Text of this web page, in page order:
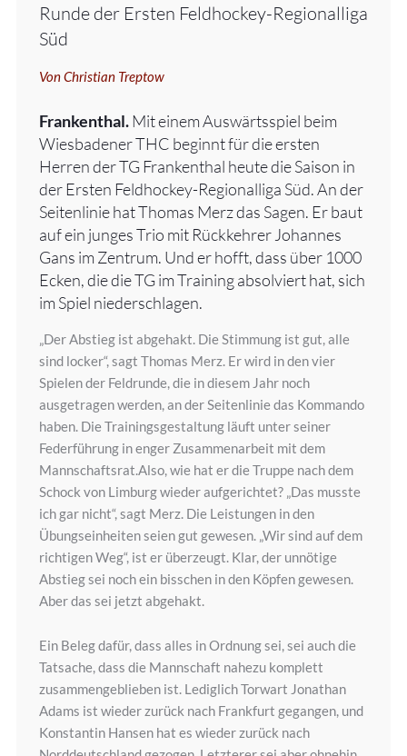
Runde der Ersten Feldhockey-Regionalliga
Süd
Von Christian Treptow
Frankenthal.Mit einem Auswärtsspiel beim
Wiesbadener THC beginnt für die ersten
Herren der TG Frankenthal heute die Saison in
der Ersten Feldhockey-Regionalliga Süd. An der
Seitenlinie hat Thomas Merz das Sagen. Er baut
auf ein junges Trio mit Rückkehrer Johannes
Gans im Zentrum. Und er hofft, dass über 1000
Ecken, die die TG im Training absolviert hat, sich
im Spiel niederschlagen.
„Der Abstieg ist abgehakt. Die Stimmung ist gut, alle
sind locker“, sagt Thomas Merz. Er wird in den vier
Spielen der Feldrunde, die in diesem Jahr noch
ausgetragen werden, an der Seitenlinie das Kommando
haben. Die Trainingsgestaltung läuft unter seiner
Federführung in enger Zusammenarbeit mit dem
Mannschaftsrat.Also, wie hat er die Truppe nach dem
Schock von Limburg wieder aufgerichtet? „Das musste
ich gar nicht“, sagt Merz. Die Leistungen in den
Übungseinheiten seien gut gewesen. „Wir sind auf dem
richtigen Weg“, ist er überzeugt. Klar, der unnötige
Abstieg sei noch ein bisschen in den Köpfen gewesen.
Aber das sei jetzt abgehakt.
Ein Beleg dafür, dass alles in Ordnung sei, sei auch die
Tatsache, dass die Mannschaft nahezu komplett
zusammengeblieben ist. Lediglich Torwart Jonathan
Adams ist wieder zurück nach Frankfurt gegangen, und
Konstantin Hansen hat es wieder zurück nach